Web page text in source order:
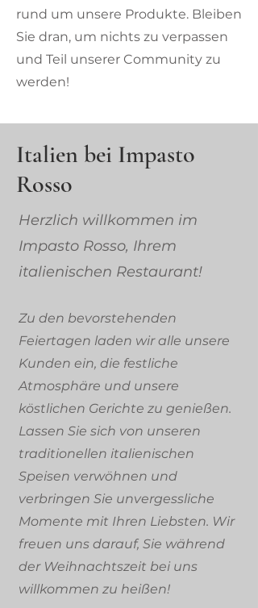
rund um unsere Produkte. Bleiben
Sie dran, um nichts zu verpassen
und Teil unserer Community zu
werden!
Italien bei Impasto
Rosso
Herzlich willkommen im
Impasto Rosso, Ihrem
italienischen Restaurant!
Zu den bevorstehenden
Feiertagen laden wir alle unsere
Kunden ein, die festliche
Atmosphäre und unsere
köstlichen Gerichte zu genießen.
Lassen Sie sich von unseren
traditionellen italienischen
Speisen verwöhnen und
verbringen Sie unvergessliche
Momente mit Ihren Liebsten. Wir
freuen uns darauf, Sie während
der Weihnachtszeit bei uns
willkommen zu heißen!